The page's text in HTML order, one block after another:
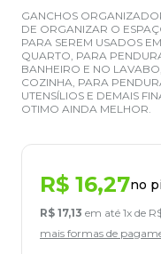
GANCHOS
DE ORGANIZAR O
PARA SEREM USADOS
QUARTO, PARA
BANHEIRO E NO
COZINHA, PARA
UTENSÍLIOS E DEMAIS
OTIMO AINDA MELHOR.
R$ 16,27no
R$ 17,13 em até 1x de
mais formas de